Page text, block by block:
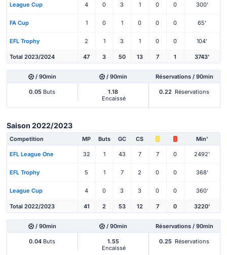
League Cup 4 0 3 1 0 0 300'
FA Cup 1 0 1 0 0 0 65'
EFL Trophy 2 1 3 1 0 0 104'
Total 2023/2024 47 3 50 13 7 1 3743'
/ 90min / 90min Réservations / 90min
0.05 Buts
1.18
Encaissé
0.22 Réservations
Saison 2022/2023
Competition MP Buts GC CS Min'
EFL League One 32 1 43 7 7 0 2492'
EFL Trophy 5 1 7 2 0 0 368'
League Cup 4 0 3 3 0 0 360'
Total 2022/2023 41 2 53 12 7 0 3220'
/ 90min / 90min Réservations / 90min
0.04 Buts
1.55
Encaissé
0.25 Réservations